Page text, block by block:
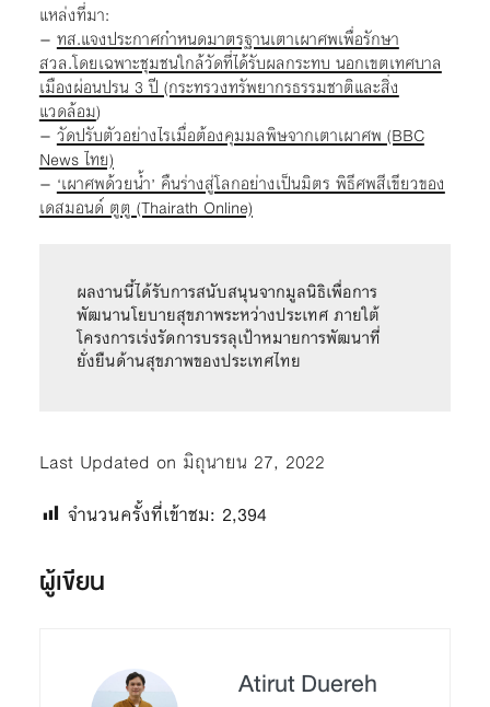
แหล่งที่มา:
–ทส.แจงประกาศกำหนดมาตรฐานเตาเผาศพเพื่อรักษา
สวล.โดยเฉพาะชุมชนใกล้วัดที่ได้รับผลกระทบ นอกเขตเทศบาล
เมืองผ่อนปรน 3 ปี (กระทรวงทรัพยากรธรรมชาติและสิ่ง
แวดล้อม)
–วัดปรับตัวอย่างไรเมื่อต้องคุมมลพิษจากเตาเผาศพ (BBC
News ไทย)
–‘เผาศพด้วยน้ำ’ คืนร่างสู่โลกอย่างเป็นมิตร พิธีศพสีเขียวของ
เดสมอนด์ ตูตู (Thairath Online)
ผลงานนี้ได้รับการสนับสนุนจากมูลนิธิเพื่อการ
พัฒนานโยบายสุขภาพระหว่างประเทศ ภายใต้
โครงการเร่งรัดการบรรลุเป้าหมายการพัฒนาที่
ยั่งยืนด้านสุขภาพของประเทศไทย
Last Updated on มิถุนายน 27, 2022
จำนวนครั้งที่เข้าชม: 2,394
ผู้เขียน
Atirut Duereh